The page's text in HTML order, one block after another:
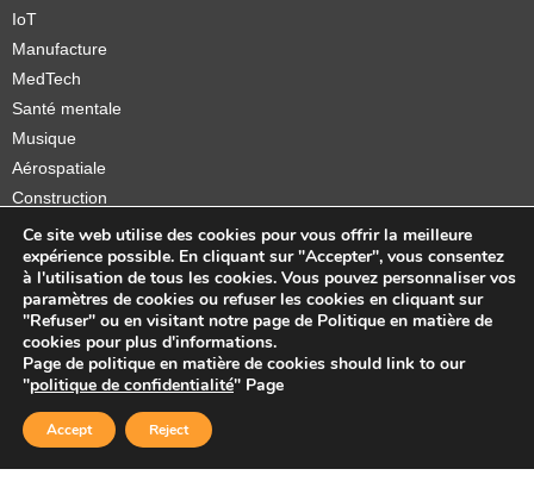
IoT
Manufacture
MedTech
Santé mentale
Musique
Aérospatiale
Construction
Orthèses et prothèses
Startups
Copyright © 2026 Sidekick Interactive Inc.
Ce site web utilise des cookies pour vous offrir la meilleure
expérience possible. En cliquant sur "Accepter", vous consentez
à l'utilisation de tous les cookies. Vous pouvez personnaliser vos
paramètres de cookies ou refuser les cookies en cliquant sur
"Refuser" ou en visitant notre page de Politique en matière de
cookies pour plus d'informations.
Page de politique en matière de cookies should link to our
"politique de confidentialité" Page
Accept Reject